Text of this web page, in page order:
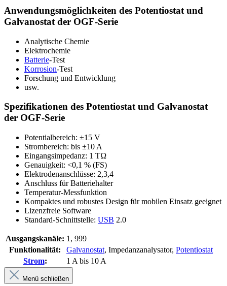
Anwendungsmöglichkeiten des Potentiostat und
Galvanostat der OGF-Serie
Analytische Chemie
Elektrochemie
Batterie-Test
Korrosion-Test
Forschung und Entwicklung
usw.
Spezifikationen des Potentiostat und Galvanostat
der OGF-Serie
Potentialbereich: ±15 V
Strombereich: bis ±10 A
Eingangsimpedanz: 1 TΩ
Genauigkeit: <0,1 % (FS)
Elektrodenanschlüsse: 2,3,4
Anschluss für Batteriehalter
Temperatur-Messfunktion
Kompaktes und robustes Design für mobilen Einsatz geeignet
Lizenzfreie Software
Standard-Schnittstelle: USB 2.0
Ausgangskanäle: 1 , 999
Funktionalität:
Galvanostat, Impedanzanalysator, Potentiostat
Strom: 1 A bis 10 A
Menü schließen